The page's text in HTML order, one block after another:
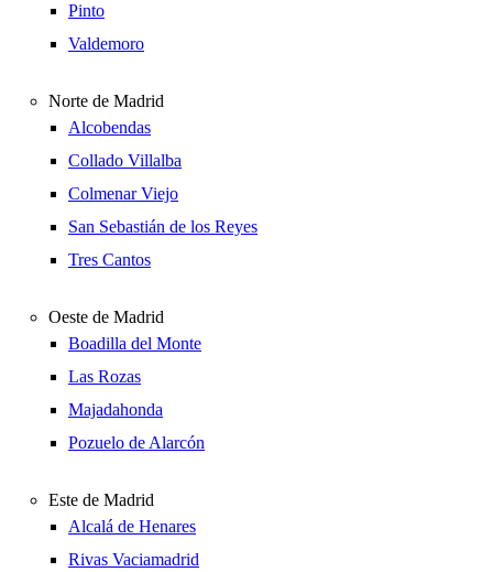
Pinto
Valdemoro
Norte de Madrid
Alcobendas
Collado Villalba
Colmenar Viejo
San Sebastián de los Reyes
Tres Cantos
Oeste de Madrid
Boadilla del Monte
Las Rozas
Majadahonda
Pozuelo de Alarcón
Este de Madrid
Alcalá de Henares
Rivas Vaciamadrid